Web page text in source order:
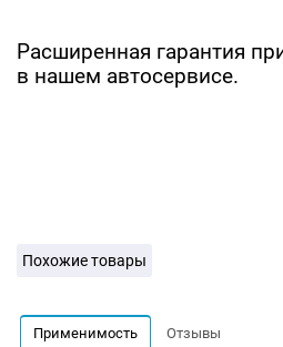
Расширенная гарантия
в нашем автосервисе.
Похожие товары
Применимость Отзывы